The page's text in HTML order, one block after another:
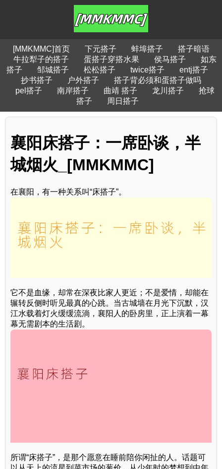
[MMKMMC]首页 下元搭子 蚌埠搭子
搭子暗语
牛拉犁子的搭子
蛋搭子穿搭水果 侯马搭子
如东
搭子
邹城搭子 松松搭子 twice搭子
entj搭子
抄书搭子
户外搭子
搭子背必须和蛋搭子做吗
pel搭子
南岸搭子 曲靖 搭子 龙川搭子
抢球
搭子
周日搭子
襄阳床搭子：一席卧谈，半
城烟火_[MMKMMC]
在襄阳，有一种关系叫“床搭子”。
它不是血缘，却常在深夜比家人更近；不是爱情，却能在
辗转反侧时听见最真的心跳。当古城墙在月光下沉默，汉
江水载着灯火缓缓流淌，襄阳人的卧房里，正上演着一幕
幕无需剧本的生活剧。
所谓“床搭子”，是那个愿意在睡前陪你闲扯的人。话题可